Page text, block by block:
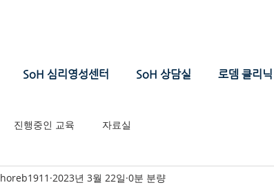
SoH 심리영성센터 SoH 상담실 로뎀 클리닉
진행중인 교육 자료실
horeb1911 2023년 3월 22일 0분 분량